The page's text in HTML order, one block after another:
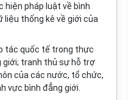
hiện pháp luật về bình
liệu thống kê về giới của
tác quốc tế trong thực
giới; tranh thủ sự hỗ trợ
của các nước, tổ chức,
vực bình đẳng giới.